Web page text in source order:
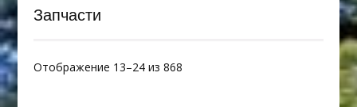
Запчасти
Отображение 13–24 из 868